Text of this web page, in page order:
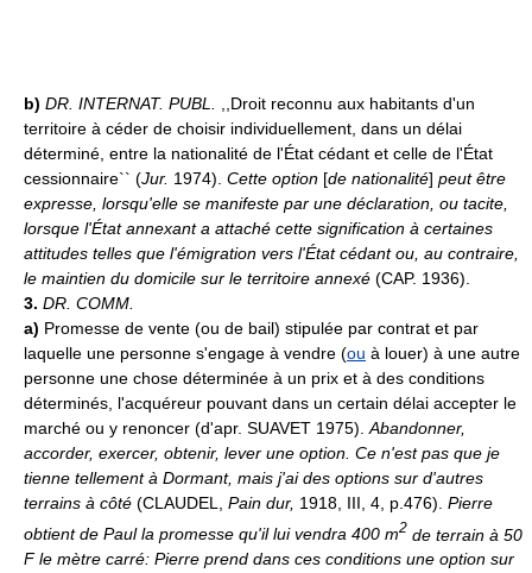
b) DR. INTERNAT. PUBL.
,,Droit reconnu aux habitants d'un
territoire à céder de choisir individuellement, dans un délai
déterminé, entre la nationalité de l'État cédant et celle de l'État
cessionnaire`` (Jur. 1974). Cette option [de nationalité] peut être
expresse, lorsqu'elle se manifeste par une déclaration, ou tacite,
lorsque l'État annexant a attaché cette signification à certaines
attitudes telles que l'émigration vers l'État cédant ou, au contraire,
le maintien du domicile sur le territoire annexé (CAP. 1936).
3. DR. COMM.
a) Promesse de vente (ou de bail) stipulée par contrat et par
laquelle une personne s'engage à vendre (ou à louer) à une autre
personne une chose déterminée à un prix et à des conditions
déterminés, l'acquéreur pouvant dans un certain délai accepter le
marché ou y renoncer (d'apr. SUAVET 1975). Abandonner,
accorder, exercer, obtenir, lever une option. Ce n'est pas que je
tienne tellement à Dormant, mais j'ai des options sur d'autres
terrains à côté (CLAUDEL, Pain dur, 1918, III, 4, p.476). Pierre
obtient de Paul la promesse qu'il lui vendra 400 m2 de terrain à 50
F le mètre carré: Pierre prend dans ces conditions une option sur